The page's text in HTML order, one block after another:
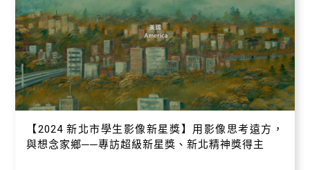
【​2024 新北市學生影像新星獎】用影像思考遠方，
與想念家鄉──專訪超級新星獎、新北精神獎得主